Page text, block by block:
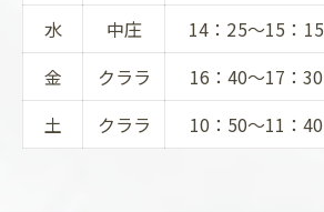
水
中庄 14：25〜15：15
金
クララ 16：40～17：30
土
クララ 10：50～11：40